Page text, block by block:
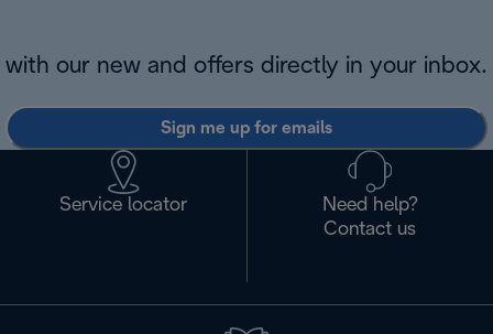
with our new and offers directly in your inbox.
Sign me up for emails
Service locator
Need help?
Contact us